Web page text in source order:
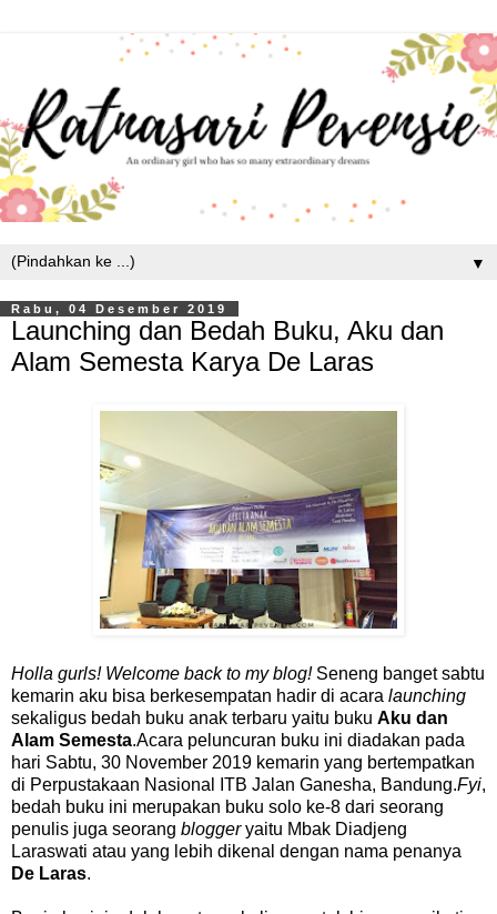
▼
Rabu, 04 Desember 2019
Launching dan Bedah Buku, Aku dan
Alam Semesta Karya De Laras
Holla gurls! Welcome back to my blog! Seneng banget sabtu
kemarin aku bisa berkesempatan hadir di acara launching
sekaligus bedah buku anak terbaru yaitu buku Aku dan
Alam Semesta.Acara peluncuran buku ini diadakan pada
hari Sabtu, 30 November 2019 kemarin yang bertempatkan
di Perpustakaan Nasional ITB Jalan Ganesha, Bandung.Fyi,
bedah buku ini merupakan buku solo ke-8 dari seorang
penulis juga seorang bloggeryaitu Mbak Diadjeng
Laraswati atau yang lebih dikenal dengan nama penanya
De Laras.